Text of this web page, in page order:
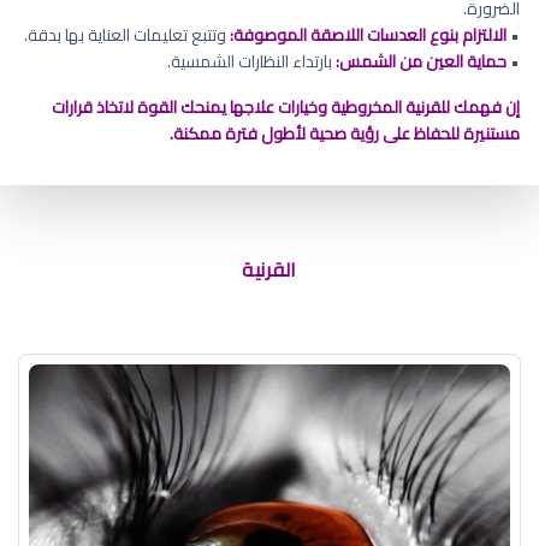
الضرورة.
•الالتزام بنوع العدسات اللاصقة الموصوفة:وتتبع تعليمات العناية بها بدقة.
•حماية العين من الشمس:بارتداء النظارات الشمسية.
إن فهمك للقرنية المخروطية وخيارات علاجها يمنحك القوة لاتخاذ قرارات
مستنيرة للحفاظ على رؤية صحية لأطول فترة ممكنة.
القرنية